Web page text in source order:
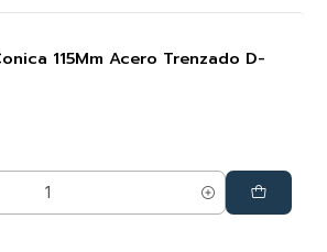
115Mm Acero Trenzado D-